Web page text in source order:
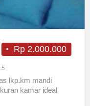
Rp 2.000.000
lkp.km mandi
kamar ideal